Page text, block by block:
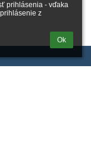
prihlásenia - vďaka
z
Ok